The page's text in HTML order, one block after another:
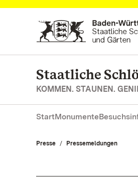
Zum Hauptinhalt springen
Staatliche
KOMMEN. STAUNEN.
StartMonumente
Presse Pressemeldungen